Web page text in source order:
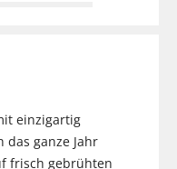
einzigartig
das ganze Jahr
frisch gebrühten